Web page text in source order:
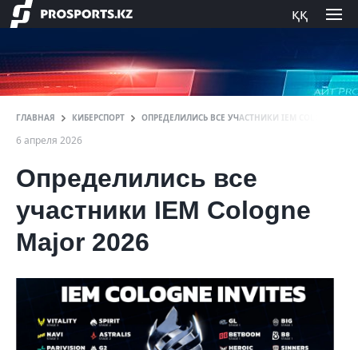
ққ
ГЛАВНАЯ КИБЕРСПОРТ ОПРЕДЕЛИЛИСЬ ВСЕ УЧАСТНИКИ IEM COLOGNE
6 апреля 2026
Определились все
участники IEM Cologne
Major 2026